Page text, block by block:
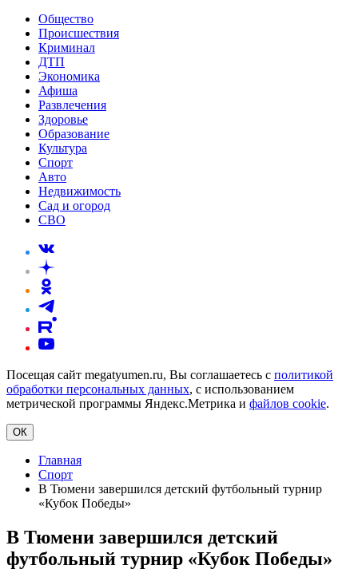
Общество
Происшествия
Криминал
ДТП
Экономика
Афиша
Развлечения
Здоровье
Образование
Культура
Спорт
Авто
Недвижимость
Сад и огород
СВО
Посещая сайт megatyumen.ru, Вы соглашаетесь с политикой
обработки персональных данных, с использованием
метрической программы Яндекс.Метрика и файлов cookie.
ОК
Главная
Спорт
В Тюмени завершился детский футбольный турнир
«Кубок Победы»
В Тюмени завершился детский
футбольный турнир «Кубок Победы»